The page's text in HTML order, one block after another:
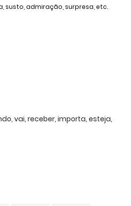
susto, admiração, surpresa, etc.
vai, receber, importa, esteja,